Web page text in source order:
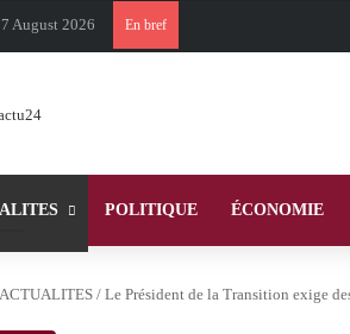
August 2026 En bref
POLITIQUE ÉCONOMIE
ACTUALITES / Le Président de la Transition exige